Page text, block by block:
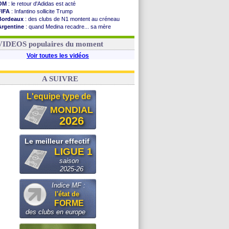
: le retour d'Adidas est acté
: Infantino sollicite Trump
: des clubs de N1 montent au créneau
: quand Medina recadre... sa mère
: Paixão attire un 2e club anglais
populaires du moment
Voir toutes les vidéos
A SUIVRE
L'equipe type de
MONDIAL
2026
Le meilleur effectif
LIGUE 1
saison
2025-26
Indice MF :
l'état de
FORME
des clubs en europe